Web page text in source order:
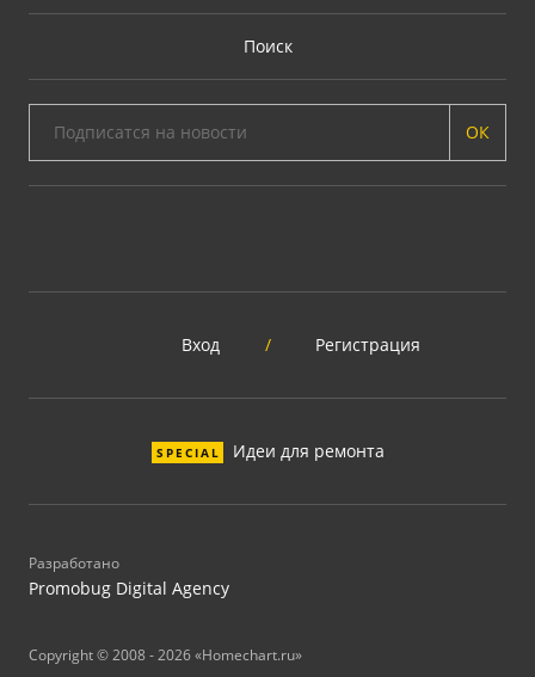
Поиск
ОК
Вход / Регистрация
SPECIAL Идеи для ремонта
Разработано
Promobug Digital Agency
Copyright © 2008 - 2026 «Homechart.ru»